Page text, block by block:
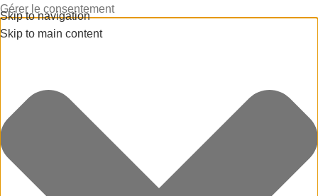
Gérer le consentement
Skip to navigation
Skip to main content